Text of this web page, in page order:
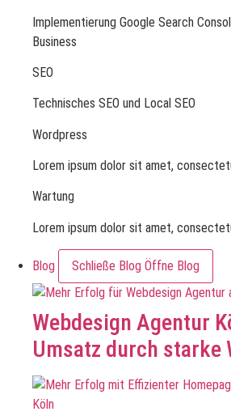
Implementierung Google Search
Business
SEO
Technisches SEO und Local SEO
Wordpress
Lorem ipsum dolor sit amet,
Wartung
Lorem ipsum dolor sit amet,
Blog Schließe Blog Öffne Blog
Webdesign Agentur
Umsatz durch starke